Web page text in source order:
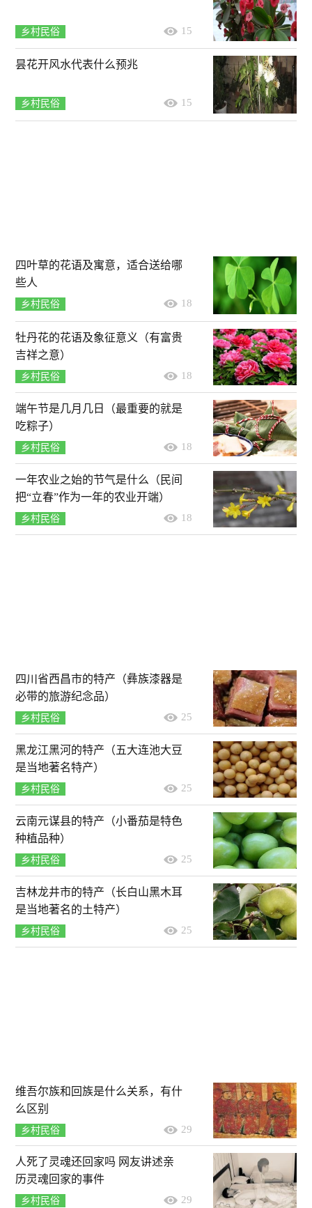
乡村民俗 15
昙花开风水代表什么预兆
乡村民俗 15
四叶草的花语及寓意，适合送给哪
些人
乡村民俗 18
牡丹花的花语及象征意义（有富贵
吉祥之意）
乡村民俗 18
端午节是几月几日（最重要的就是
吃粽子）
乡村民俗 18
一年农业之始的节气是什么（民间
把“立春”作为一年的农业开端）
乡村民俗 18
四川省西昌市的特产（彝族漆器是
必带的旅游纪念品）
乡村民俗 25
黑龙江黑河的特产（五大连池大豆
是当地著名特产）
乡村民俗 25
云南元谋县的特产（小番茄是特色
种植品种）
乡村民俗 25
吉林龙井市的特产（长白山黑木耳
是当地著名的土特产）
乡村民俗 25
维吾尔族和回族是什么关系，有什
么区别
乡村民俗 29
人死了灵魂还回家吗 网友讲述亲
历灵魂回家的事件
乡村民俗 29